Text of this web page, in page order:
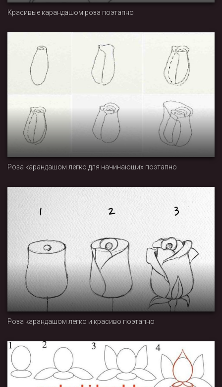
Красивые карандашом роза поэтапно
Роза карандашом легко для начинающих поэтапно
Роза карандашом легко и красиво поэтапно